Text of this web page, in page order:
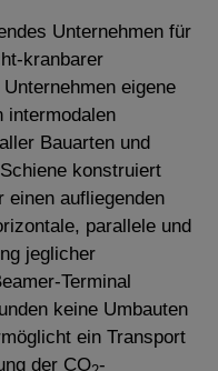
Unternehmen für
kranbarer
eigene
intermodalen
Bauarten und
konstruiert
einen aufliegenden
parallele und
jeglicher
Terminal
keine Umbauten
ein Transport
der CO -